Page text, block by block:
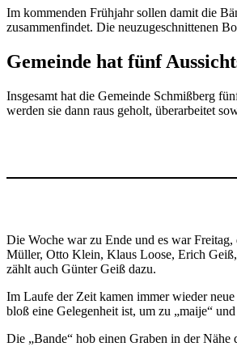
Im kommenden Frühjahr sollen damit die
zusammenfindet. Die neuzugeschnittenen
Gemeinde hat fünf
Insgesamt hat die Gemeinde Schmißberg
werden sie dann raus geholt, überarbeitet
Die Woche war zu Ende und es war Freitag,
Müller, Otto Klein, Klaus Loose, Erich
zählt auch Günter Geiß dazu.
Im Laufe der Zeit kamen immer wieder
bloß eine Gelegenheit ist, um zu „maije“
Die „Bande“ hob einen Graben in der Nähe